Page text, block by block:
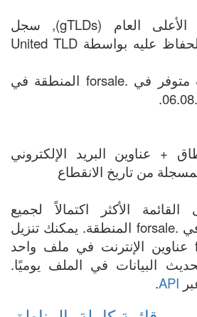
.forsale هو نطاق الأعلى العام (gTLDs), سجل
المنطقة الذي يتم الحفاظ عليه بواسطة United TLD
لدينا 3 939 نطاقات متوفر في .forsale المنطقة في
+ عناوين البريد الإلكتروني
من تاريخ الانقطاع
الأكثر اكتمالاً لجميع
النطاقات المسجلة في .forsale المنطقة. يمكنك تنزيل
قائمة جميع .forsale عناوين الإنترنت في ملف واحد
البيانات في الملف يوميًا.
API
.